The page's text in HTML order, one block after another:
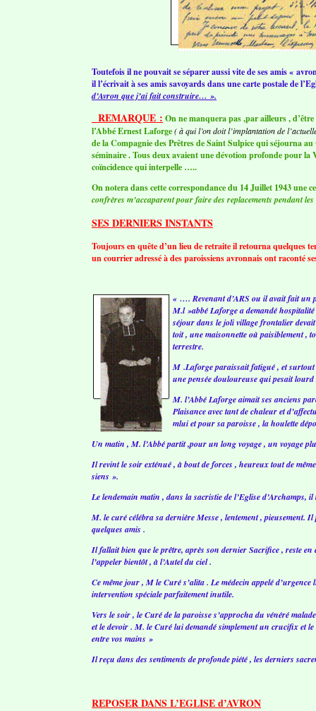
Toutefois il ne pouvait se séparer aussi vite de ses amis «
il l’écrivait à ses amis savoyards dans une carte postale de
d’Avron que j’ai fait construire… ».
REMARQUE : On ne manquera pas ,par ailleurs ,
l’Abbé Ernest Laforge( à qui l’on doit l’implantation de
de la Compagnie des Prêtres de Saint Sulpice qui séjourna
séminaire . Tous deux avaient une dévotion profonde pour la
coïncidence qui interpelle …..
On notera dans cette correspondance du 14 Juillet 1943
confrères m’accaparent pour faire des replacements pendant les
SES DERNIERS INSTANTS
Toujours en quête d’un lieu de retraite il retourna quelques
un courrier adressé à des paroissiens avronnais ont raconté
« …. Revenant d’ARS ou il avait fait un
M.l »abbé Laforge a demandé
séjour dans le joli village frontalier
toit , une maisonnette où paisiblement ,
terrestre.
M .Laforge paraissait fatigué , et surtout
une pensée douloureuse qui pesait
M. l’Abbé Laforge aimait ses anciens
Plaisance avec tant de chaleur et
mlui et pour sa paroisse , la houlette
Un matin , M. l’Abbé partit ,pour un long voyage , un voyage
Il revint le soir exténué , à bout de forces , heureux tout de
siens ».
Le lendemain matin , dans la sacristie de l’Eglise
M. le curé célébra sa dernière Messe , lentement , pieusement.
quelques amis .
Il fallait bien que le prêtre, après son dernier Sacrifice , reste
l’appeler bientôt , à l’Autel du ciel .
Ce même jour , M le Curé s’alita . Le médecin appelé
intervention spéciale parfaitement inutile.
Vers le soir , le Curé de la paroisse s’approcha du vénéré
et le devoir . M. le Curé lui demandé simplement un crucifix et
entre vos mains »
Il reçu dans des sentiments de profonde piété , les derniers
REPOSER DANS L’EGLISE d’AVRON